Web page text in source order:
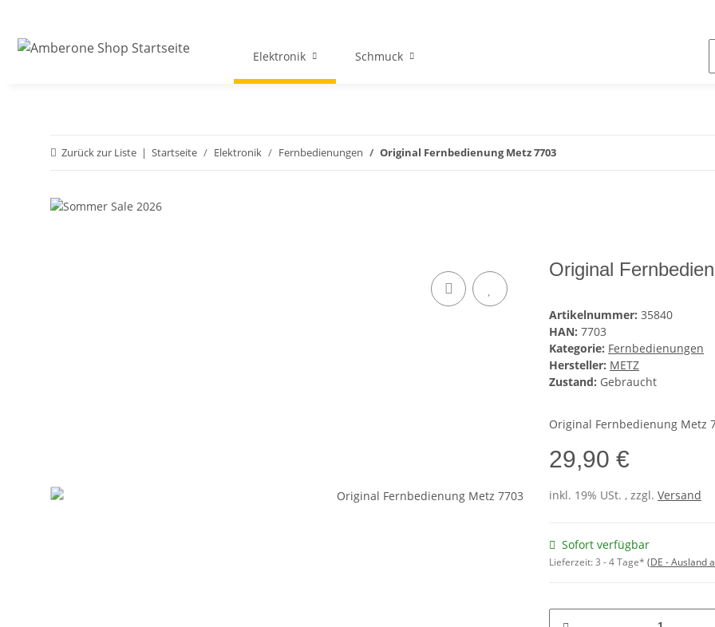
Elektronik Schmuck
Zurück zur Liste Startseite Elektronik Fernbedienungen Original Fernbedienung Metz 7703
Original
Artikelnummer: 35840
HAN: 7703
Kategorie: Fernbedienungen
Hersteller: METZ
Zustand: Gebraucht
Original Fernbedienung Metz
29,90 €
inkl. 19% USt. , zzgl. Versand
Sofort verfügbar
Lieferzeit:3 - 4 Tage* (DE - Ausland